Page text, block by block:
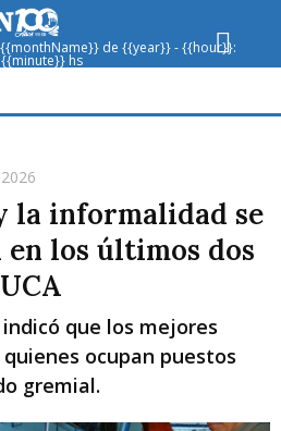
de {{year}} - {{hour}}:
{{minute}} hs
Humedad
Presión
la informalidad se
los últimos dos
que los mejores
ocupan puestos
gremial.